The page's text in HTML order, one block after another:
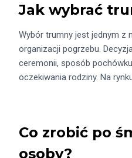
Jak wybrać
Wybór trumny jest jednym z
organizacji pogrzebu.
ceremonii, sposób
oczekiwania rodziny. Na
Co zrobić po
osoby?